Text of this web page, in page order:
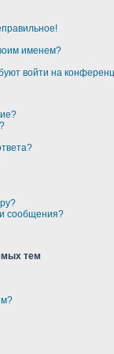
именем?
войти на
сообщения?
тем